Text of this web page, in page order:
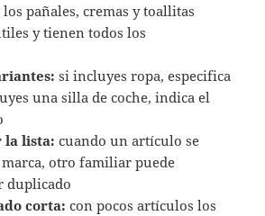
los pañales, cremas y toallitas
y tienen todos los
si incluyes ropa, especifica
una silla de coche, indica el
la lista: cuando un artículo se
marca, otro familiar puede
duplicado
corta: con pocos artículos los